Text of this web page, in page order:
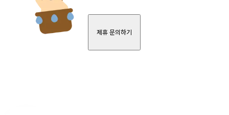
제휴 문의하기